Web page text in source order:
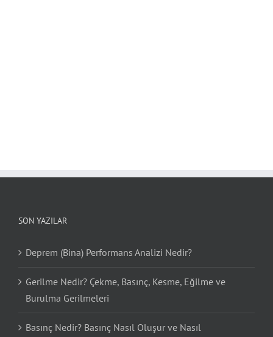
SON YAZILAR
Deprem (Bina) Performans Analizi Nedir?
Gerilme Nedir? Çekme, Basınç, Kesme, Eğilme ve
Burulma Gerilmeleri
Basınç Nedir? Basınç Nasıl Oluşur ve Nasıl